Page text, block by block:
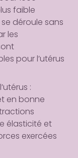
faible
déroule sans
les
pour l’utérus
:
en bonne
élasticité et
exercées